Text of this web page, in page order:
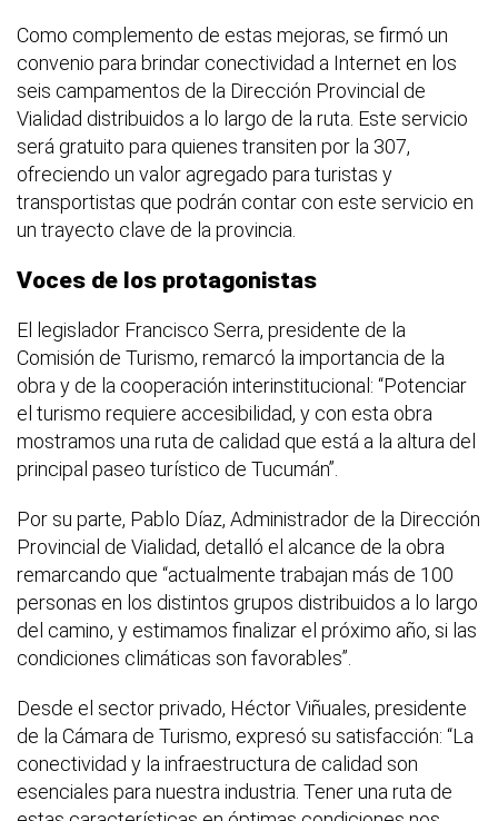
Como complemento de estas mejoras, se firmó un
convenio para brindar conectividad a Internet en los
seis campamentos de la Dirección Provincial de
Vialidad distribuidos a lo largo de la ruta. Este servicio
será gratuito para quienes transiten por la 307,
ofreciendo un valor agregado para turistas y
transportistas que podrán contar con este servicio en
un trayecto clave de la provincia.
Voces de los protagonistas
El legislador Francisco Serra, presidente de la
Comisión de Turismo, remarcó la importancia de la
obra y de la cooperación interinstitucional: “Potenciar
el turismo requiere accesibilidad, y con esta obra
mostramos una ruta de calidad que está a la altura del
principal paseo turístico de Tucumán”.
Por su parte, Pablo Díaz, Administrador de la Dirección
Provincial de Vialidad, detalló el alcance de la obra
remarcando que “actualmente trabajan más de 100
personas en los distintos grupos distribuidos a lo largo
del camino, y estimamos finalizar el próximo año, si las
condiciones climáticas son favorables”.
Desde el sector privado, Héctor Viñuales, presidente
de la Cámara de Turismo, expresó su satisfacción: “La
conectividad y la infraestructura de calidad son
esenciales para nuestra industria. Tener una ruta de